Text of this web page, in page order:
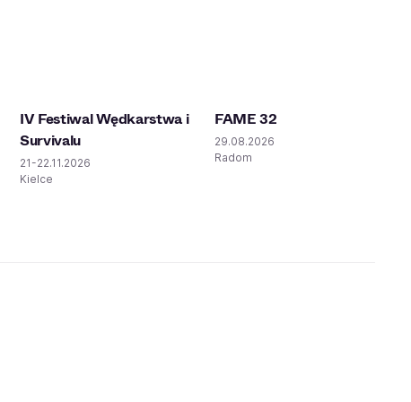
IV Festiwal Wędkarstwa i
Survivalu
21-22.11.2026
Kielce
FAME 32
29.08.2026
Radom